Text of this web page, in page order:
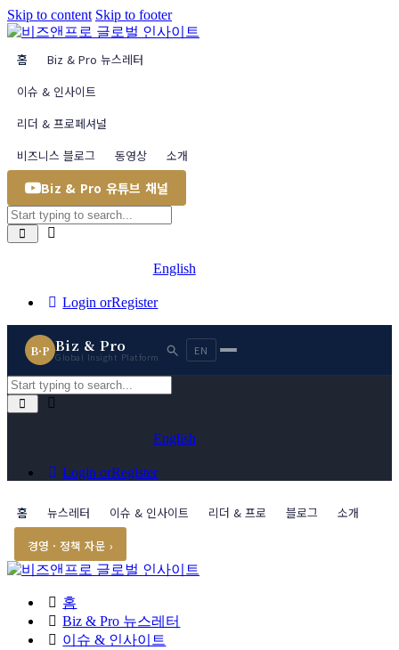
Skip to content Skip to footer
홈
Biz & Pro 뉴스레터
이슈 & 인사이트
리더 & 프로페셔널
비즈니스 블로그
동영상 소개
Biz & Pro 유튜브 채널
English
Login orRegister
B·P Biz & Pro
Global Insight Platform EN
English
Login orRegister
홈 뉴스레터 이슈 & 인사이트 리더 & 프로 블로그
소개
경영 · 정책 자문 ›
홈
Biz & Pro 뉴스레터
이슈 & 인사이트